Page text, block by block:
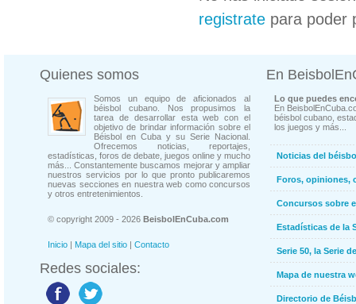
registrate para poder
Quienes somos
Somos un equipo de aficionados al
béisbol cubano. Nos propusimos la
tarea de desarrollar esta web con el
objetivo de brindar información sobre el
Béisbol en Cuba y su Serie Nacional.
Ofrecemos noticias, reportajes,
estadísticas, foros de debate, juegos online y mucho
más... Constantemente buscamos mejorar y ampliar
nuestros servicios por lo que pronto publicaremos
nuevas secciones en nuestra web como concursos
y otros entretenimientos.
© copyright 2009 - 2026 BeisbolEnCuba.com
Inicio | Mapa del sitio | Contacto
Redes sociales:
En
Lo que puedes
En
béisbol cubano,
los juegos y más...
Noticias del
Foros, opiniones,
Concursos sobre
Estadísticas de la
Serie 50, la Serie
Mapa de nuestra
Directorio de